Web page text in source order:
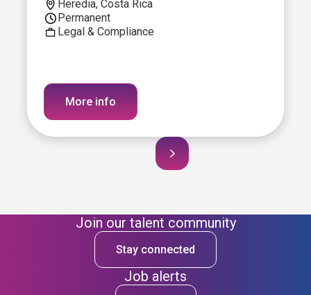
Heredia, Costa Rica
Permanent
Legal & Compliance
More info
Join our talent community
Stay connected
Job alerts